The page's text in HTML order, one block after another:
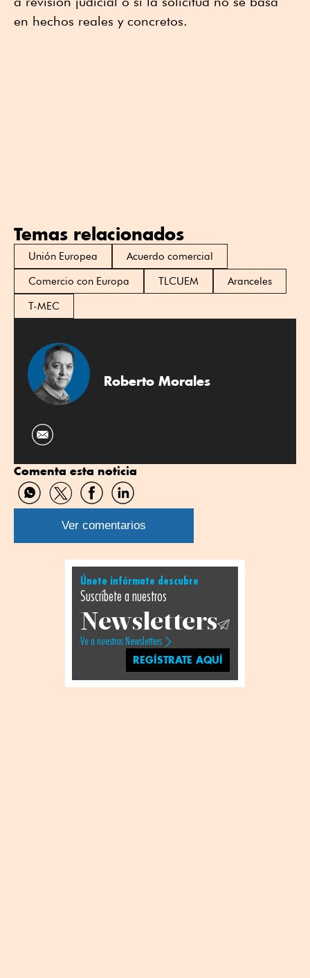
en hechos reales y concretos.
Temas relacionados
Unión Europea
Acuerdo comercial
Comercio con Europa
TLCUEM
Aranceles
T-MEC
Roberto Morales
Comenta esta noticia
Compartir
por
WhatsApp
Compartir
por
Twitter
Compartir
por
Facebook
Compartir
por
Linkedin
Ver comentarios
Únete infórmate descubre
Suscríbete a nuestros
Newsletters
Ve a nuestros Newsletters
REGÍSTRATE AQUÍ